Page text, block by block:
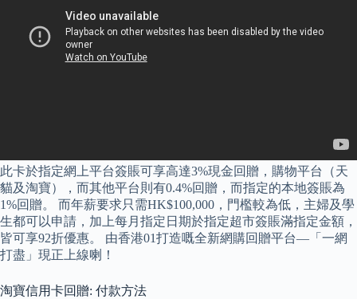
此卡於指定網上平台簽賬可享高達3%現金回贈，購物平台（天
貓及淘寶），而其他平台則有0.4%回贈，而指定的本地簽賬為
1%回贈。 而年薪要求只需HK$100,000，門檻較為低，主婦及學
生都可以申請，加上每月指定日期於指定超市簽賬滿指定金額，
皆可享92折優惠。 由香港01打造嘅全新網購回贈平台—「一網
打盡」現正上線喇！
淘寶信用卡回贈: 付款方法